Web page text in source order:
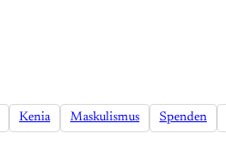
Kenia Maskulismus Spenden